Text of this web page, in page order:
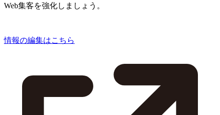
Web集客を強化しましょう。
情報の編集はこちら